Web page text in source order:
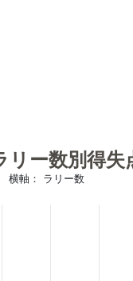
リー数別得失
横軸： ラリー数